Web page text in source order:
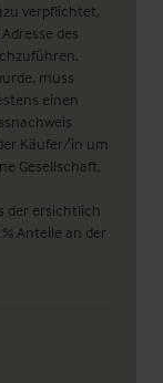
verpflichtet,
des
muss
einen
Käufer/in um
Gesellschaft,
der ersichtlich
Anteile an der